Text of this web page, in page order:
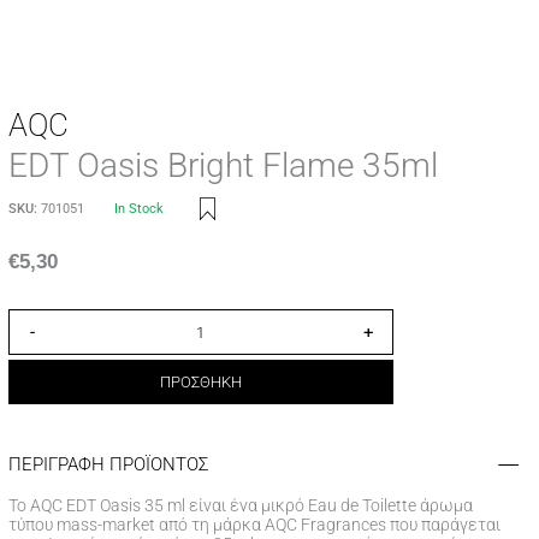
AQC
EDT Oasis Bright Flame 35ml
SKU: 701051 In Stock
€5,30
- +
ΠΡΟΣΘΗΚΗ
ΠΕΡΙΓΡΑΦΗ ΠΡΟΪΟΝΤΟΣ
Το AQC EDT Oasis 35 ml είναι ένα μικρό Eau de Toilette άρωμα
τύπου mass-market από τη μάρκα AQC Fragrances που παράγεται